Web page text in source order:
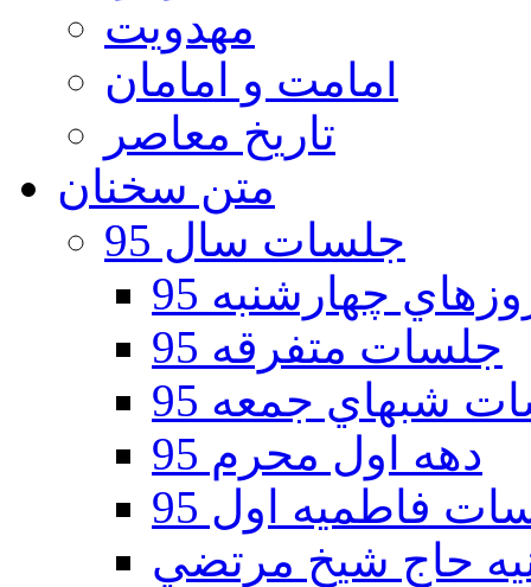
مهدویت
امامت و امامان
تاریخ معاصر
متن سخنان
جلسات سال 95
چهارشنبه 95
جلسات متفرقه 95
شبهاي جمعه 95
دهه اول محرم 95
فاطمیه اول 95
دوم 95 - حسينيه حاج شيخ مرتضي